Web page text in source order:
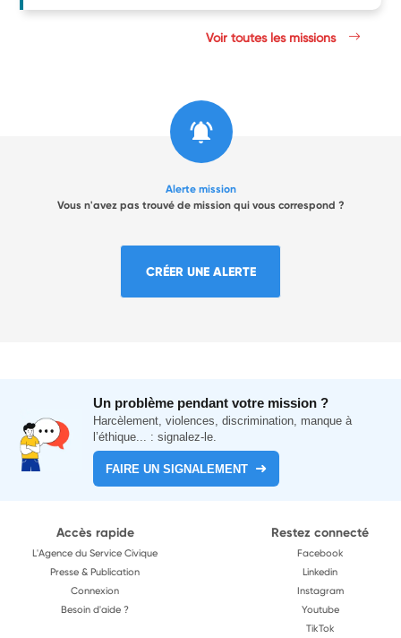
Voir toutes les missions
Alerte mission
Vous n'avez pas trouvé de mission qui vous correspond ?
CRÉER UNE ALERTE
Un problème pendant votre mission ?
Harcèlement, violences, discrimination, manque à
l’éthique... : signalez-le.
FAIRE UN SIGNALEMENT
Accès rapide
L'Agence du Service Civique
Presse & Publication
Connexion
Besoin d'aide ?
Restez connecté
Facebook
Linkedin
Instagram
Youtube
TikTok